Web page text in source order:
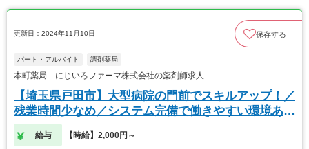
更新日：2024年11月10日 保存する
パート・アルバイト 調剤薬局
本町薬局 にじいろファーマ株式会社の薬剤師求人
【埼玉県戸田市】大型病院の門前でスキルアップ！／
残業時間少なめ／システム完備で働きやすい環境あり
◎
給与 【時給】2,000円～